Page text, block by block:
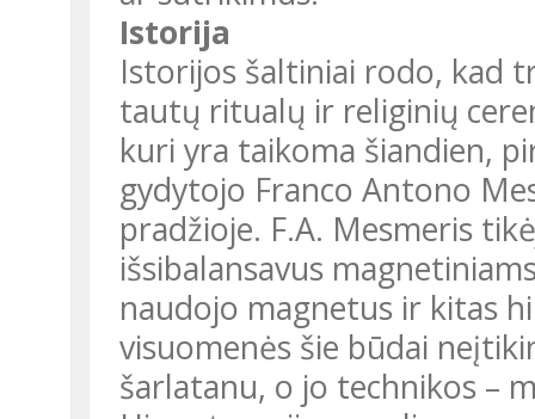
Istorija
Istorijos šaltiniai rodo, kad
tautų ritualų ir religinių
kuri yra taikoma šiandien,
gydytojo Franco Antono
pradžioje. F.A. Mesmeris
išsibalansavus
naudojo magnetus ir kitas
visuomenės šie būdai
šarlatanu, o jo technikos –